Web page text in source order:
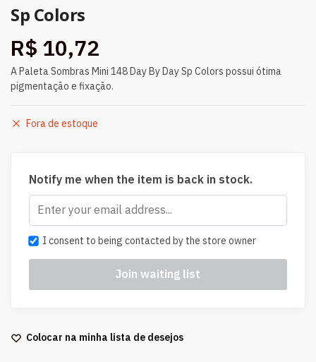
Sp Colors
R$ 10,72
A Paleta Sombras Mini 148 Day By Day Sp Colors possui ótima
pigmentação e fixação.
Fora de estoque
Notify me when the item is back in stock.
I consent to being contacted by the store owner
Colocar na minha lista de desejos